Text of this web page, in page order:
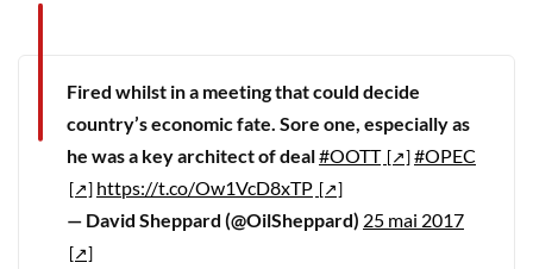
Fired whilst in a meeting that could decide
country’s economic fate. Sore one, especially as
he was a key architect of deal#OOTT
#OPEC
https://t.co/Ow1VcD8xTP
— David Sheppard (@OilSheppard) 25 mai 2017